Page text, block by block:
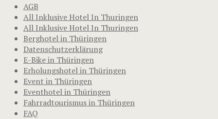
AGB
All Inklusive Hotel In Thuringen
All Inklusive Hotel In Thuringen
Berghotel in Thüringen
Datenschutzerklärung
E-Bike in Thüringen
Erholungshotel in Thüringen
Event in Thüringen
Eventhotel in Thüringen
Fahrradtourismus in Thüringen
FAQ